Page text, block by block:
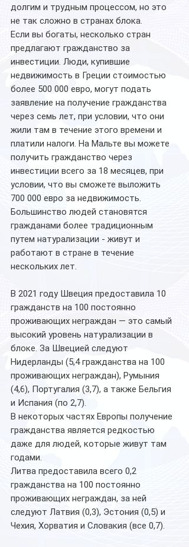
долгим и трудным процессом, но это
не так сложно в странах блока.
Если вы богаты, несколько стран
предлагают гражданство за
инвестиции. Люди, купившие
недвижимость в Греции стоимостью
более 500 000 евро, могут подать
заявление на получение гражданства
через семь лет, при условии, что они
жили там в течение этого времени и
платили налоги. На Мальте вы можете
получить гражданство через
инвестиции всего за 18 месяцев, при
условии, что вы сможете выложить
700 000 евро за недвижимость.
Большинство людей становятся
гражданами более традиционным
путем натурализации - живут и
работают в стране в течение
нескольких лет.
В 2021 году Швеция предоставила 10
гражданств на 100 постоянно
проживающих неграждан — это самый
высокий уровень натурализации в
блоке. За Швецией следуют
Нидерланды (5,4 гражданства на 100
проживающих неграждан), Румыния
(4,6), Португалия (3,7), а также Бельгия
и Испания (по 2,7).
В некоторых частях Европы получение
гражданства является редкостью
даже для людей, которые живут там
годами.
Литва предоставила всего 0,2
гражданства на 100 постоянно
проживающих неграждан, за ней
следуют Латвия (0,3), Эстония (0,5) и
Чехия, Хорватия и Словакия (все 0,7).